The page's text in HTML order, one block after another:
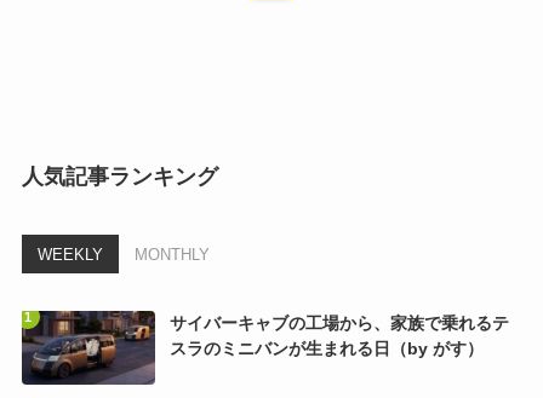
人気記事ランキング
WEEKLY MONTHLY
サイバーキャブの工場から、家族で乗れるテ
スラのミニバンが生まれる日（by がす）